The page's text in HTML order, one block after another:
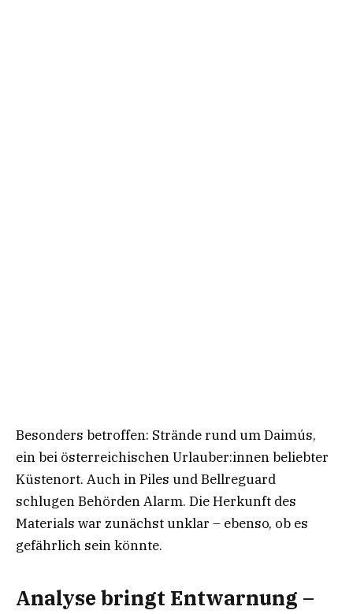
Besonders betroffen: Strände rund um Daimús,
ein bei österreichischen Urlauber:innen beliebter
Küstenort. Auch in Piles und Bellreguard
schlugen Behörden Alarm. Die Herkunft des
Materials war zunächst unklar – ebenso, ob es
gefährlich sein könnte.
Analyse bringt Entwarnung –